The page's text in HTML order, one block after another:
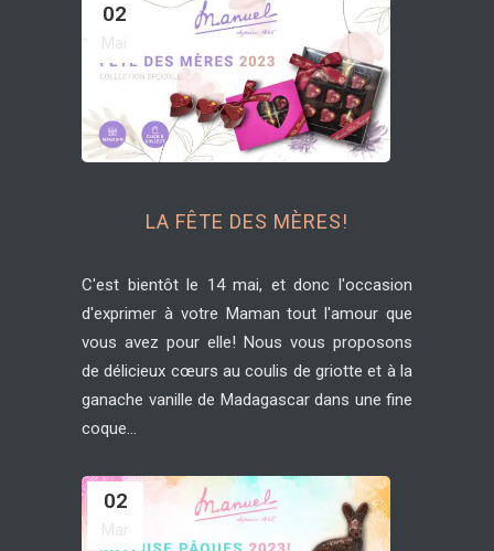
02
Mai
LA FÊTE DES MÈRES!
C'est bientôt le 14 mai, et donc l'occasion
d'exprimer à votre Maman tout l'amour que
vous avez pour elle! Nous vous proposons
de délicieux cœurs au coulis de griotte et à la
ganache vanille de Madagascar dans une fine
coque...
02
Mar